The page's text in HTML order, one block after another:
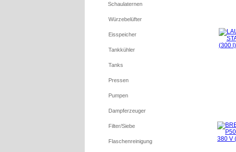
Schaulaternen
Würzebelüfter
Eisspeicher
Tankkühler
Tanks
Pressen
Pumpen
Dampferzeuger
Filter/Siebe
Flaschenreinigung